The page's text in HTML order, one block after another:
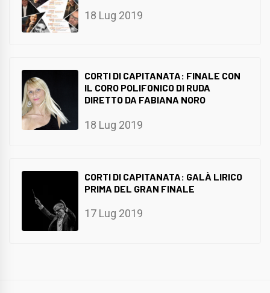
18 Lug 2019
CORTI DI CAPITANATA: FINALE CON
IL CORO POLIFONICO DI RUDA
DIRETTO DA FABIANA NORO
18 Lug 2019
CORTI DI CAPITANATA: GALÀ LIRICO
PRIMA DEL GRAN FINALE
17 Lug 2019